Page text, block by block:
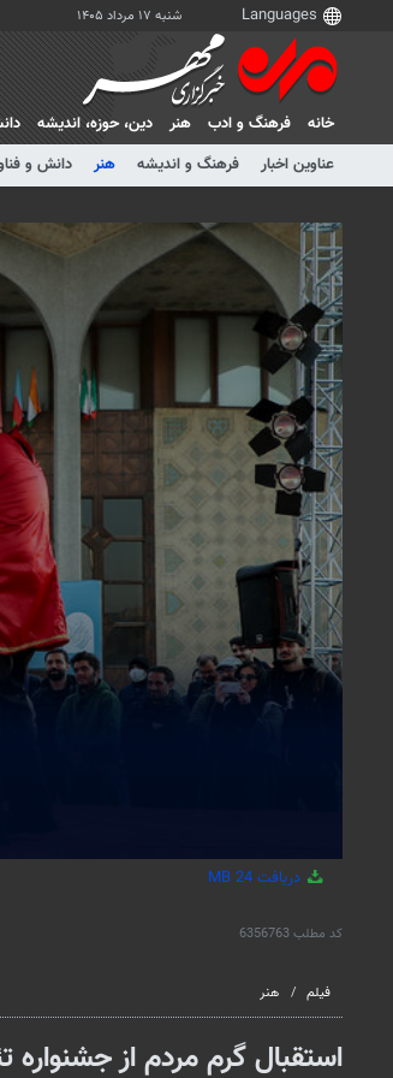
شنبه ۱۷ مرداد ۱۴۰۵
خانه فرهنگ و ادب هنر دين، حوزه، انديشه
عناوین اخبار
فرهنگ و اندیشه هنر دانش و
دریافت 24 MB
کد مطلب6356763
فیلم هنر
استقبال گرم مردم از جشنواره